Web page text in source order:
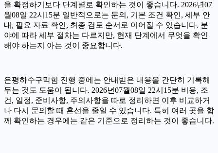
을 확정하기보다 단계별로 확인하는 것이 좋습니다. 2026년07
월08일 22시15분 일반적으로는 문의, 기본 조건 확인, 세부 안
내, 필요 자료 확인, 최종 검토 순서로 이어질 수 있습니다. 분
야에 따라 세부 절차는 다르지만, 현재 단계에서 무엇을 확인
해야 하는지 아는 것이 중요합니다.
은평하수구막힘 진행 중에는 안내받은 내용을 간단히 기록해
두는 것도 도움이 됩니다. 2026년07월08일 22시15분 비용, 조
건, 일정, 준비사항, 주의사항을 따로 정리하면 이후 비교하거
나 다시 문의할 때 혼선을 줄일 수 있습니다. 특히 여러 곳을 함
께 확인하는 경우에는 같은 기준으로 정리하는 것이 좋습니다.